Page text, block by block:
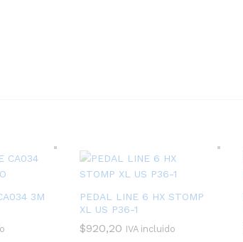
3M
PEDAL LINE 6 HX STOMP
XL US P36-1
$920,20 IVA incluido